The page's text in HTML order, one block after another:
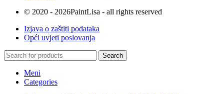
© 2020 - 2026PaintLisa - all rights reserved
Izjava o zaštiti podataka
Opći uvjeti poslovanja
Search
Meni
Categories